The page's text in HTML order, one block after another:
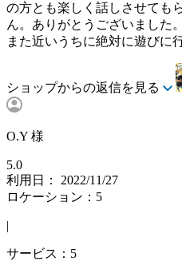
の方とも楽しく話しさせても
ん。ありがとうございました。
また近いうちに絶対に遊びに
ショップからの返信を見る
O.Y 様
5.0
利用日： 2022/11/27
ロケーション：5
|
サービス：5